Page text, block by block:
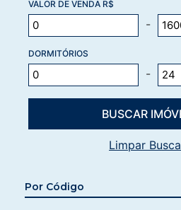
VALOR DE VENDA R$
-
DORMITÓRIOS
-
Limpar Busca
Por Código